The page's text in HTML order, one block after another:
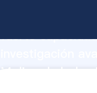
fuerte
Molino de bolas